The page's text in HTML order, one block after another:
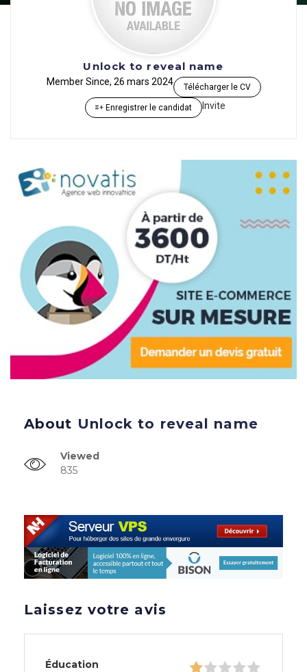
Unlock to reveal name
Member Since, 26 mars 2024 Télécharger le CV
Enregistrer le candidat Invite
About Unlock to reveal name
Viewed
835
Laissez votre avis
Éducation